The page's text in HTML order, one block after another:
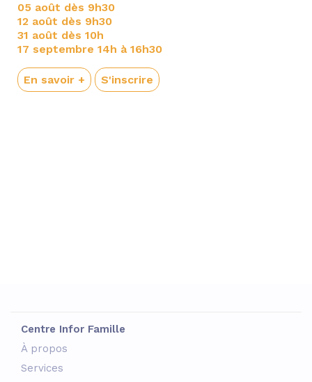
05 août dès 9h30
12 août dès 9h30
31 août dès 10h
17 septembre 14h à 16h30
En savoir + S'inscrire
Centre Infor Famille
À propos
Services